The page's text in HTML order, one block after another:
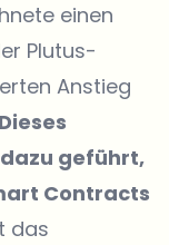
einen
Plutus-
Anstieg
Dieses
geführt,
Contracts
das